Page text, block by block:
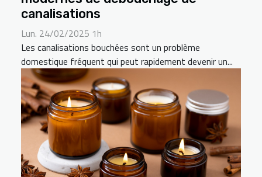
canalisations
Lun. 24/02/2025 1h
Les canalisations bouchées sont un problème
domestique fréquent qui peut rapidement devenir un...